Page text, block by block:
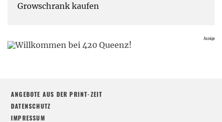
Growschrank kaufen
ANGEBOTE AUS DER PRINT-ZEIT
DATENSCHUTZ
IMPRESSUM